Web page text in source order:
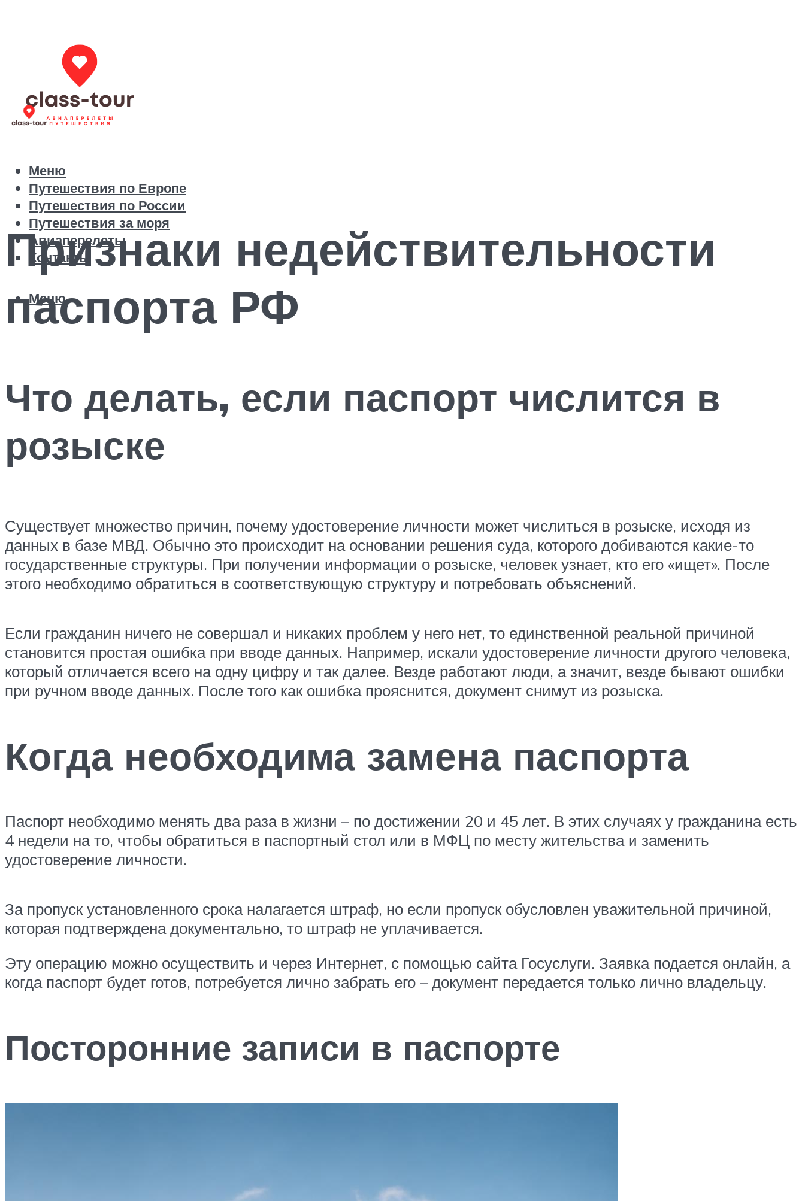
Путешествия по Европе
Путешествия по России
Путешествия за моря
Авиаперелеты
Контакты
Меню
Меню
Признаки недействительности
паспорта РФ
Что делать, если паспорт числится в
розыске
Существует множество причин, почему удостоверение личности может числиться в розыске, исходя из
данных в базе МВД. Обычно это происходит на основании решения суда, которого добиваются какие-то
государственные структуры. При получении информации о розыске, человек узнает, кто его «ищет». После
этого необходимо обратиться в соответствующую структуру и потребовать объяснений.
Если гражданин ничего не совершал и никаких проблем у него нет, то единственной реальной причиной
становится простая ошибка при вводе данных. Например, искали удостоверение личности другого человека,
который отличается всего на одну цифру и так далее. Везде работают люди, а значит, везде бывают ошибки
при ручном вводе данных. После того как ошибка прояснится, документ снимут из розыска.
Когда необходима замена паспорта
Паспорт необходимо менять два раза в жизни – по достижении 20 и 45 лет. В этих случаях у гражданина есть
4 недели на то, чтобы обратиться в паспортный стол или в МФЦ по месту жительства и заменить
удостоверение личности.
За пропуск установленного срока налагается штраф, но если пропуск обусловлен уважительной причиной,
которая подтверждена документально, то штраф не уплачивается.
Эту операцию можно осуществить и через Интернет, с помощью сайта Госуслуги. Заявка подается онлайн, а
когда паспорт будет готов, потребуется лично забрать его – документ передается только лично владельцу.
Посторонние записи в паспорте